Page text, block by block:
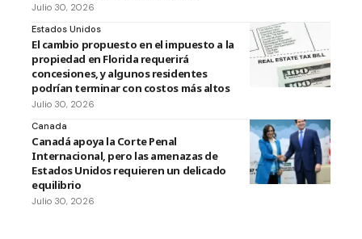
Julio 30, 2026
Estados Unidos
El cambio propuesto en el impuesto a la
propiedad en Florida requerirá
concesiones, y algunos residentes
podrían terminar con costos más altos
Julio 30, 2026
Canada
Canadá apoya la Corte Penal
Internacional, pero las amenazas de
Estados Unidos requieren un delicado
equilibrio
Julio 30, 2026